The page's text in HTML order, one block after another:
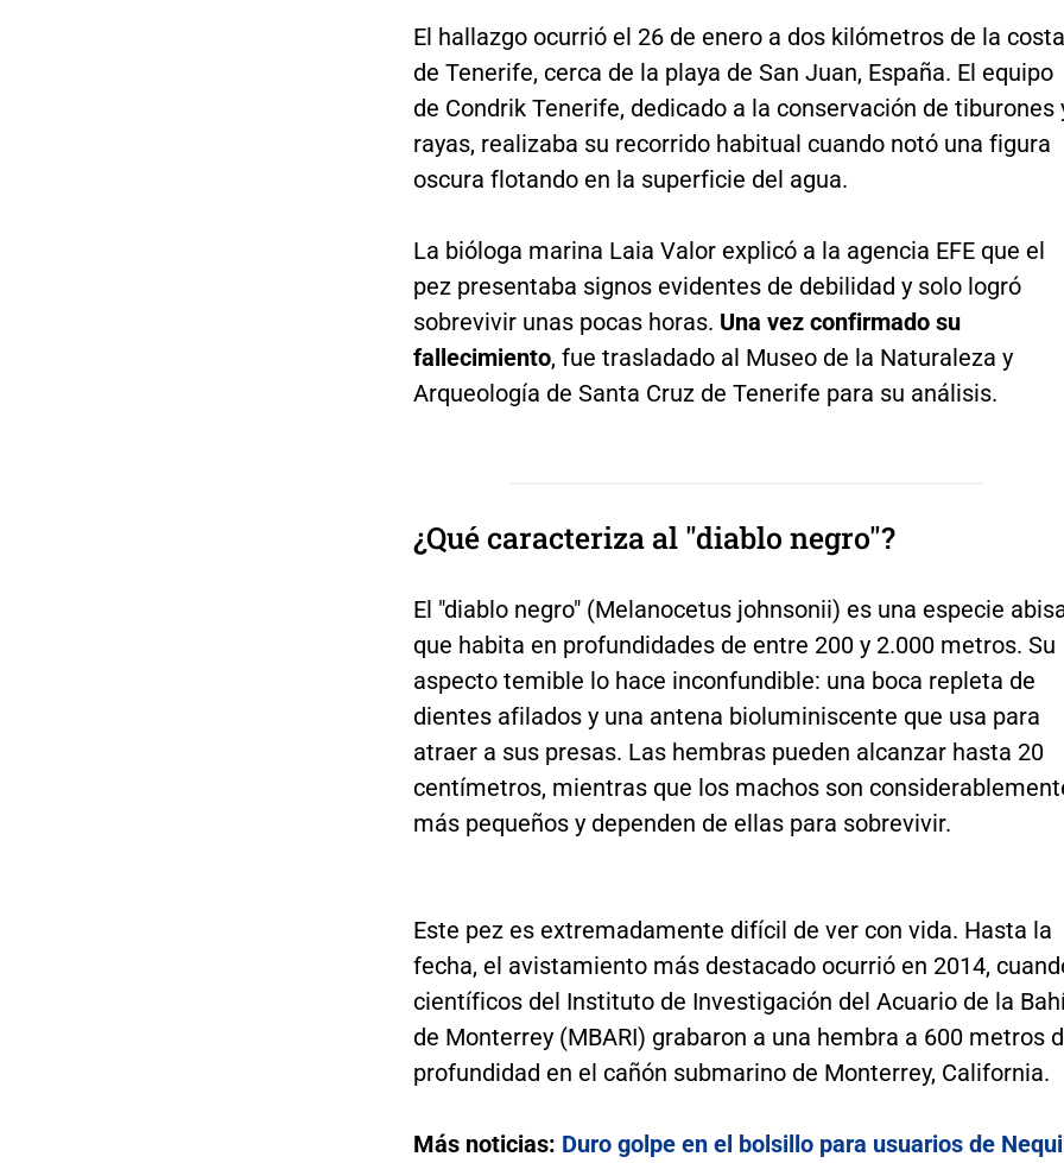
El hallazgo ocurrió el 26 de enero a dos kilómetros de la costa
de Tenerife, cerca de la playa de San Juan, España. El equipo
de Condrik Tenerife, dedicado a la conservación de tiburones
rayas, realizaba su recorrido habitual cuando notó una figura
oscura flotando en la superficie del agua.
La bióloga marina Laia Valor explicó a la agencia EFE que el
pez presentaba signos evidentes de debilidad y solo logró
sobrevivir unas pocas horas. Una vez confirmado su
fallecimiento, fue trasladado al Museo de la Naturaleza y
Arqueología de Santa Cruz de Tenerife para su análisis.
¿Qué caracteriza al "diablo negro"?
El "diablo negro" (Melanocetus johnsonii) es una especie
que habita en profundidades de entre 200 y 2.000 metros. Su
aspecto temible lo hace inconfundible: una boca repleta de
dientes afilados y una antena bioluminiscente que usa para
atraer a sus presas. Las hembras pueden alcanzar hasta 20
centímetros, mientras que los machos son
más pequeños y dependen de ellas para sobrevivir.
Este pez es extremadamente difícil de ver con vida. Hasta la
fecha, el avistamiento más destacado ocurrió en 2014,
científicos del Instituto de Investigación del Acuario de la
de Monterrey (MBARI) grabaron a una hembra a 600 metros
profundidad en el cañón submarino de Monterrey, California.
Más noticias: Duro golpe en el bolsillo para usuarios de